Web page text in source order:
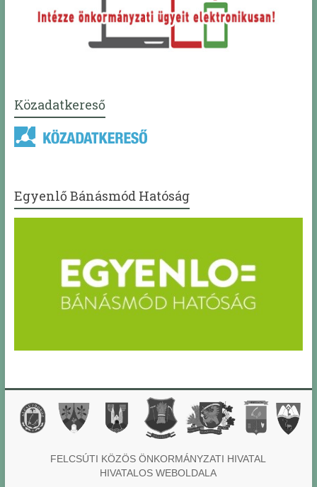
Közadatkereső
Egyenlő Bánásmód Hatóság
FELCSÚTI KÖZÖS ÖNKORMÁNYZATI HIVATAL
HIVATALOS WEBOLDALA